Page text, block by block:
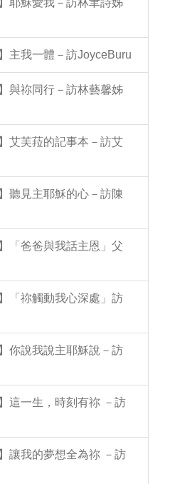
耶穌愛我－訪林聿詩姊
主我一體－訪JoyceBuru
與祢同行－訪林藝馨姊
艾芙菈的記事本－訪艾
聽見主耶穌的心－訪陳
「爸爸與我話主恩」父
「祢觸動我心深處」訪
你說我說主耶穌說－訪
這一生，時刻有祢 －訪
讓我的夢想全為祢 －訪